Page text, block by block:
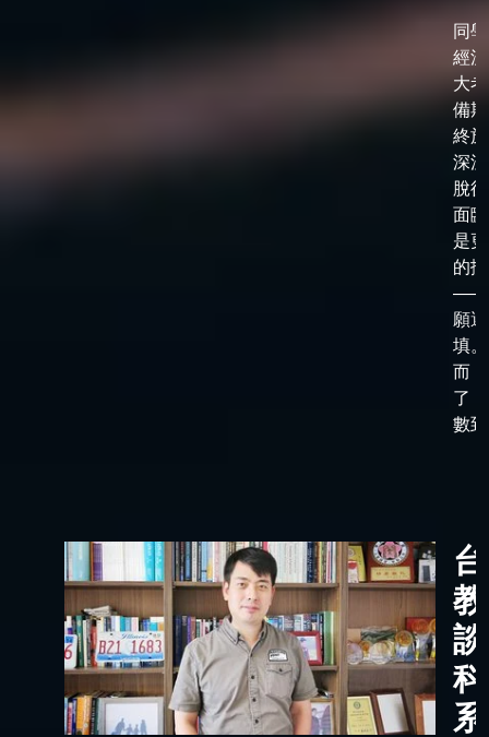
同
經
大
備
終
深
脫
面
是
的
——
願選
填
而
了
數
科